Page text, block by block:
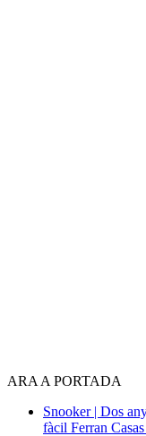
ARA A PORTADA
Snooker | Dos
fàcil Ferran